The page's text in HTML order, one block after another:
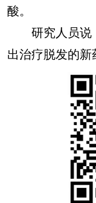
酸。
研究人员说
出治疗脱发的新